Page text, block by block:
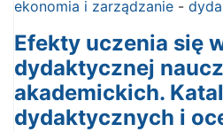
ekonomia i zarządzanie -
Efekty uczenia się
dydaktycznej
akademickich.
dydaktycznych i